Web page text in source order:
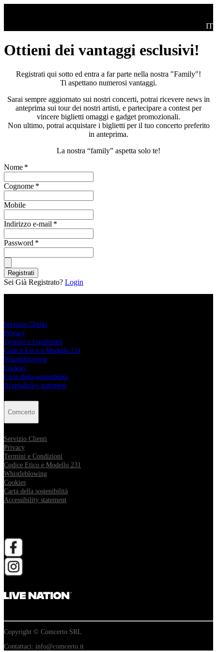
IT
Ottieni dei vantaggi esclusivi!
Registrati qui sotto ed entra a far parte nella nostra "Family"!
Ti aspettano numerosi vantaggi.
Sarai sempre aggiornato sui nostri concerti, potrai ricevere news in
anteprima sui tour dei nostri artisti, e partecipare a contest per
vincere biglietti omaggi e gadget promozionali.
Non ultimo, potrai acquistare i biglietti per il tuo concerto preferito
in anteprima.
La nostra “family” aspetta solo te!
Nome *
Cognome *
Mobile
Indirizzo e-mail *
Password *
Registrati
Sei Già Registrato? Login
Servizio Clienti
Privacy
Termini e Condizioni
Codice Etico e Modello 231
Whistleblowing
Cookies
Carta della sostenibilità
Accessibility statement
Comcerto
Servizio Clienti
Privacy
Termini e Condizioni
Codice Etico e Modello 231
Whistleblowing
Cookies
Carta della sostenibilità
Accessibility statement
apri in una nuova scheda
apri in una nuova scheda
Copyright © Comcerto SRL
Contattaci: info@comcerto.it